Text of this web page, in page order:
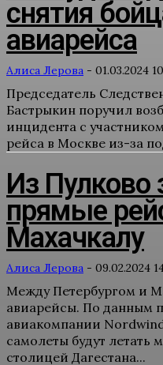
снятия
авиарейса
Алиса Лерова - 01.03.2024
Председатель
Бастрыкин поручил
инцидента с
рейса в Москве из-за
Из Пулково
прямые
Махачкалу
Алиса Лерова - 09.02.2024
Между Петербургом и
авиарейсы. По данным
авиакомпании
самолеты будут летать
столицей Дагестана...